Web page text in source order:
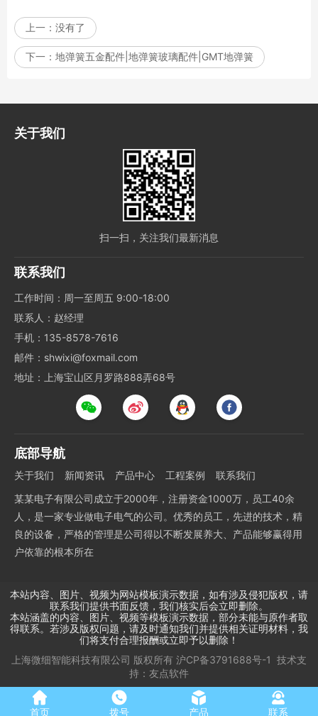
上一： 没有了
下一： 地弹簧五金配件|地弹簧玻璃配件|GMT地弹簧
关于我们
扫一扫，关注我们最新消息
联系我们
工作时间：周一至周五 9:00-18:00
联系人：赵经理
手机：135-8578-7616
邮件：shwixi@foxmail.com
地址：上海宝山区月罗路888弄68号
底部导航
关于我们 新闻资讯 产品中心 工程案例
联系我们
某某电子有限公司成立于2000年，注册资金1000万，员工40余
人，是一家专业做电子电气的公司。优秀的员工，先进的技术，精
良的设备，严格的管理是公司得以不断发展养大、产品能够赢得用
户依靠的根本所在
本站内容、图片、视频为网站模板演示数据，如有涉及侵犯版权，请
联系我们提供书面反馈，我们核实后会立即删除。
本站涵盖的内容、图片、视频等模板演示数据，部分未能与原作者取
得联系。若涉及版权问题，请及时通知我们并提供相关证明材料，我
们将支付合理报酬或立即予以删除！
上海微细智能科技有限公司 版权所有 沪CP备3791688号-1 技术支
持： 友点软件
首页 拨号 产品 联系